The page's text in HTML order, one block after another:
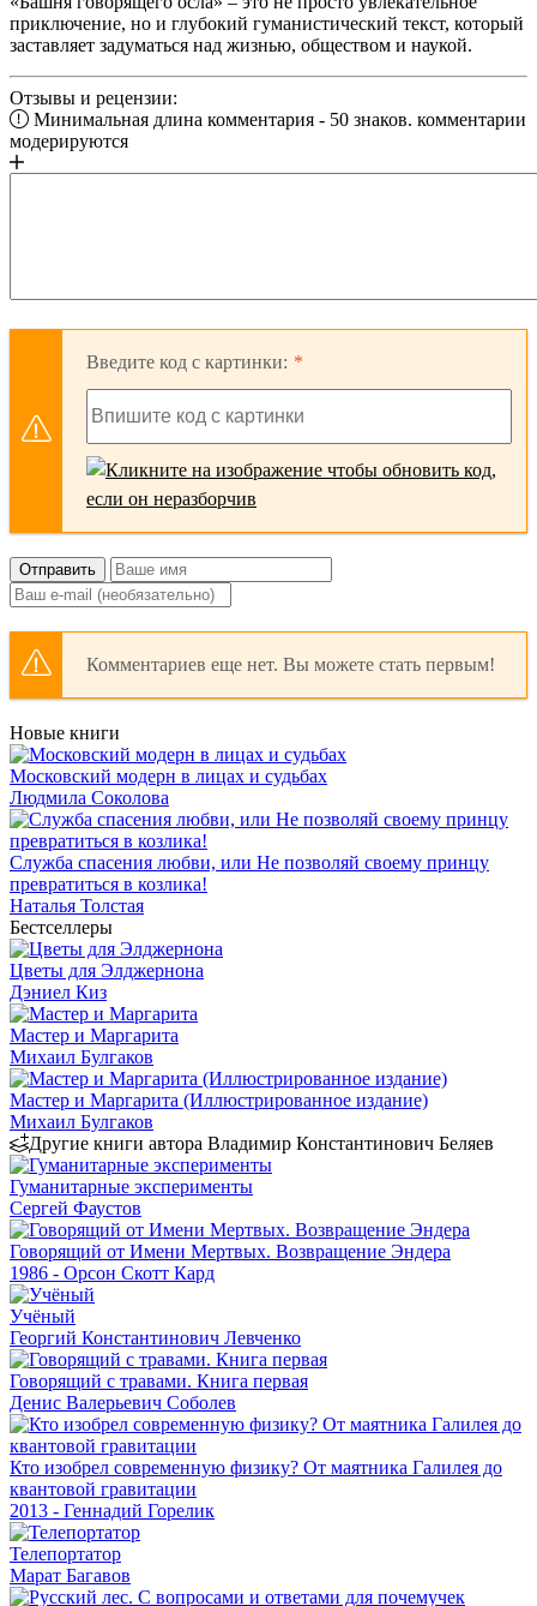
приключение, но и глубокий гуманистический текст, который
заставляет задуматься над жизнью, обществом и наукой.
Отзывы и рецензии:
Минимальная длина комментария - 50 знаков. комментарии
модерируются
Введите код с картинки:
Отправить
Комментариев еще нет. Вы можете стать первым!
Новые книги
Московский модерн в лицах и судьбах
Людмила Соколова
Служба спасения любви, или Не позволяй своему принцу
превратиться в козлика!
Наталья Толстая
Бестселлеры
Цветы для Элджернона
Дэниел Киз
Мастер и Маргарита
Михаил Булгаков
Мастер и Маргарита (Иллюстрированное издание)
Михаил Булгаков
Другие книги автора Владимир Константинович Беляев
Гуманитарные эксперименты
Сергей Фаустов
Говорящий от Имени Мертвых. Возвращение Эндера
1986 - Орсон Скотт Кард
Учёный
Георгий Константинович Левченко
Говорящий с травами. Книга первая
Денис Валерьевич Соболев
Кто изобрел современную физику? От маятника Галилея до
квантовой гравитации
2013 - Геннадий Горелик
Телепортатор
Марат Багавов